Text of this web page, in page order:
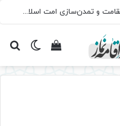
سروده‌ «اربعین»؛ روایت حماسه، استقامت و تمدن‌سازی امت اسلامی
تغییرمشاهده